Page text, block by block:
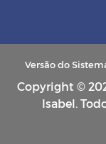
Versão do
Copyright ©
Isabel.